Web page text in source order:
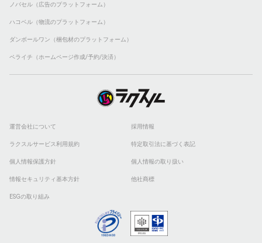
ノバセル（広告のプラットフォーム）
ハコベル（物流のプラットフォーム）
ダンボールワン（梱包材のプラットフォーム）
ペライチ（ホームページ作成/予約/決済）
運営会社について 採用情報
ラクスルサービス利用規約 特定取引法に基づく表記
個人情報保護方針 個人情報の取り扱い
情報セキュリティ基本方針 他社商標
ESGの取り組み